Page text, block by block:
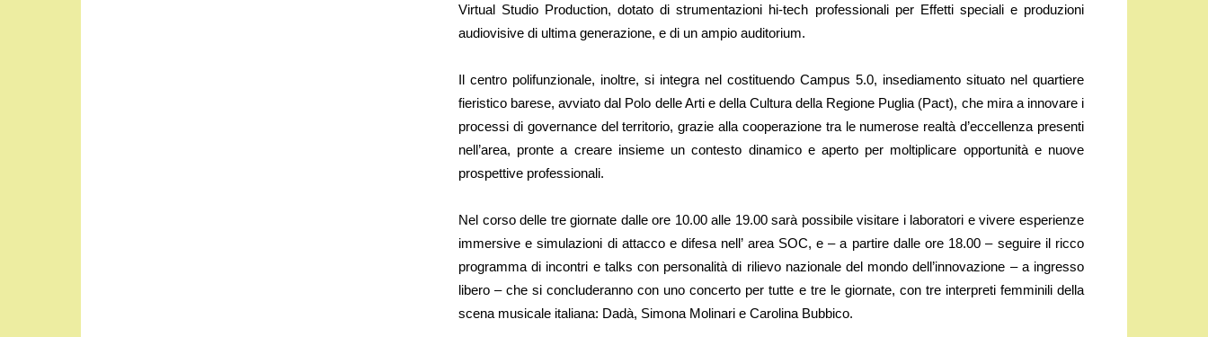
Virtual Studio Production, dotato di strumentazioni hi-tech professionali per Effetti speciali e produzioni
audiovisive di ultima generazione, e di un ampio auditorium.
Il centro polifunzionale, inoltre, si integra nel costituendo Campus 5.0, insediamento situato nel quartiere
fieristico barese, avviato dal Polo delle Arti e della Cultura della Regione Puglia (Pact), che mira a innovare i
processi di governance del territorio, grazie alla cooperazione tra le numerose realtà d’eccellenza presenti
nell’area, pronte a creare insieme un contesto dinamico e aperto per moltiplicare opportunità e nuove
prospettive professionali.
Nel corso delle tre giornate dalle ore 10.00 alle 19.00 sarà possibile visitare i laboratori e vivere esperienze
immersive e simulazioni di attacco e difesa nell’ area SOC, e – a partire dalle ore 18.00 – seguire il ricco
programma di incontri e talks con personalità di rilievo nazionale del mondo dell’innovazione – a ingresso
libero – che si concluderanno con uno concerto per tutte e tre le giornate, con tre interpreti femminili della
scena musicale italiana: Dadà, Simona Molinari e Carolina Bubbico.